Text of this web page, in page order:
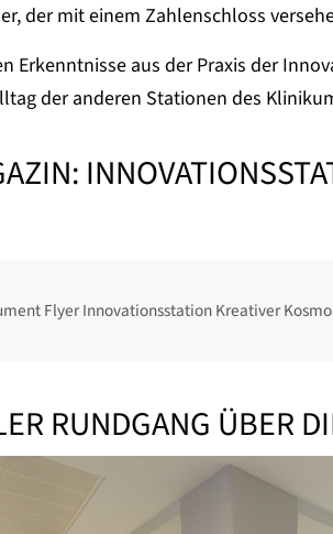
der mit einem Zahlenschloss
Erkenntnisse aus der Praxis der
der anderen Stationen des
Flyer Innovationsstation Kreativer
RUNDGANG ÜBER